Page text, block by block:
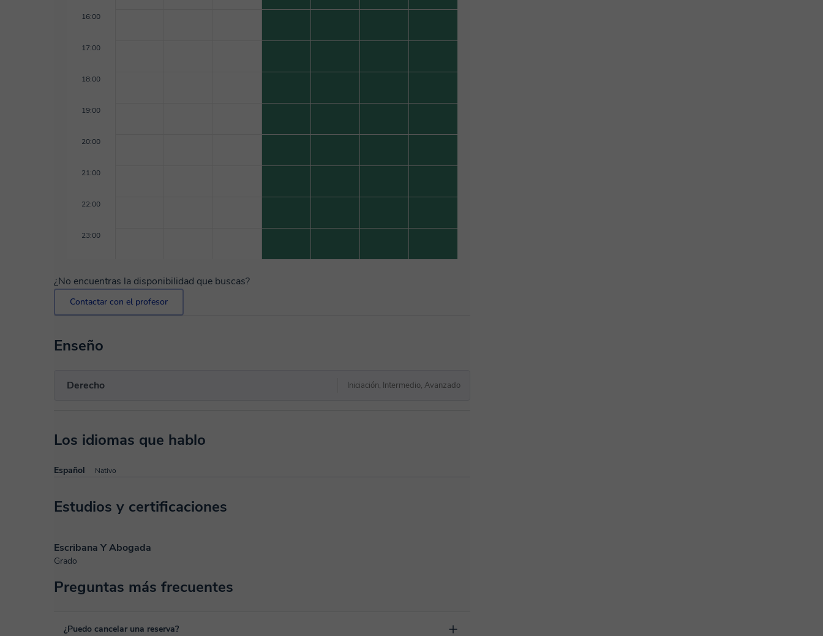
16:00
17:00
18:00
19:00
20:00
21:00
22:00
23:00
¿No encuentras la disponibilidad que buscas?
Contactar con el profesor
Enseño
Derecho Iniciación, Intermedio, Avanzado
Los idiomas que hablo
Español Nativo
Estudios y certificaciones
Escribana Y Abogada
Grado
Preguntas más frecuentes
¿Puedo cancelar una reserva?